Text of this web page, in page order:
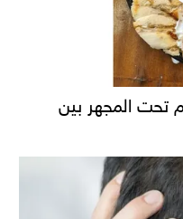
المجهر بين